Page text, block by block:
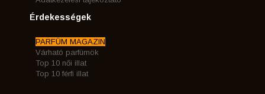
Érdekességek
PARFÜM MAGAZIN
Várható parfümök
Top 10 női illat
Top 10 férfi illat